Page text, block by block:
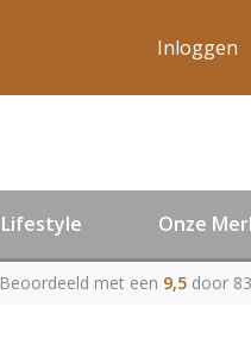
Inloggen
Lifestyle Onze
Beoordeeld met een 9,5 door